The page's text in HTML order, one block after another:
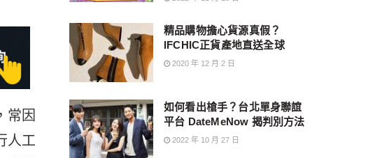
常因
人工
精品購物擔心貨源真假？
IFCHIC正貨產地直送全球
2020 年 12 月 2 日
如何看出槍手？台北單身聯誼
平台 DateMeNow 揭判別方法
2022 年 10 月 27 日